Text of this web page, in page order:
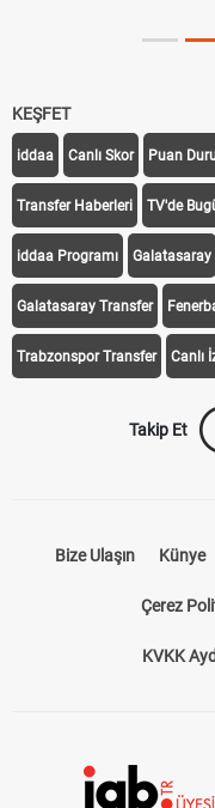
Transfer Haberleri TV'de
iddaa Programı Galatasaray
Galatasaray Transfer
Trabzonspor Transfer Canlı
Takip Et